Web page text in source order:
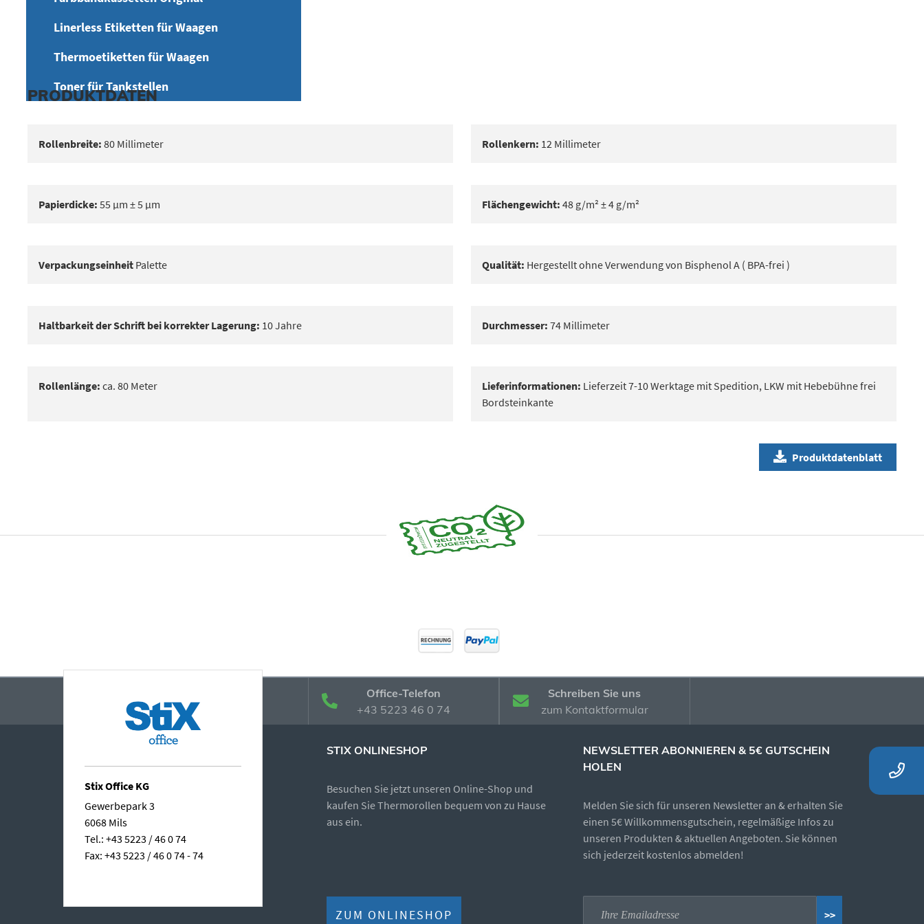
Linerless Etiketten für Waagen
Thermoetiketten für Waagen
Toner für Tankstellen
PRODUKTDATEN
Rollenbreite: 80 Millimeter Rollenkern: 12 Millimeter
Papierdicke: 55 μm ± 5 μm Flächengewicht: 48 g/m² ± 4 g/m²
Verpackungseinheit Palette Qualität: Hergestellt ohne Verwendung von Bisphenol A ( BPA-frei )
Haltbarkeit der Schrift bei korrekter Lagerung: 10 Jahre Durchmesser: 74 Millimeter
Rollenlänge: ca. 80 Meter Lieferinformationen: Lieferzeit 7-10 Werktage mit Spedition, LKW mit Hebebühne frei
Bordsteinkante
Produktdatenblatt
Office-Telefon
+43 5223 46 0 74
Schreiben Sie uns
zum Kontaktformular
Stix Office KG
Gewerbepark 3
6068 Mils
Tel.: +43 5223 / 46 0 74
Fax: +43 5223 / 46 0 74 - 74
STIX ONLINESHOP
Besuchen Sie jetzt unseren Online-Shop und
kaufen Sie Thermorollen bequem von zu Hause
aus ein.
ZUM ONLINESHOP
NEWSLETTER ABONNIEREN & 5€ GUTSCHEIN
HOLEN
Melden Sie sich für unseren Newsletter an & erhalten Sie
einen 5€ Willkommensgutschein, regelmäßige Infos zu
unseren Produkten & aktuellen Angeboten. Sie können
sich jederzeit kostenlos abmelden!
>>